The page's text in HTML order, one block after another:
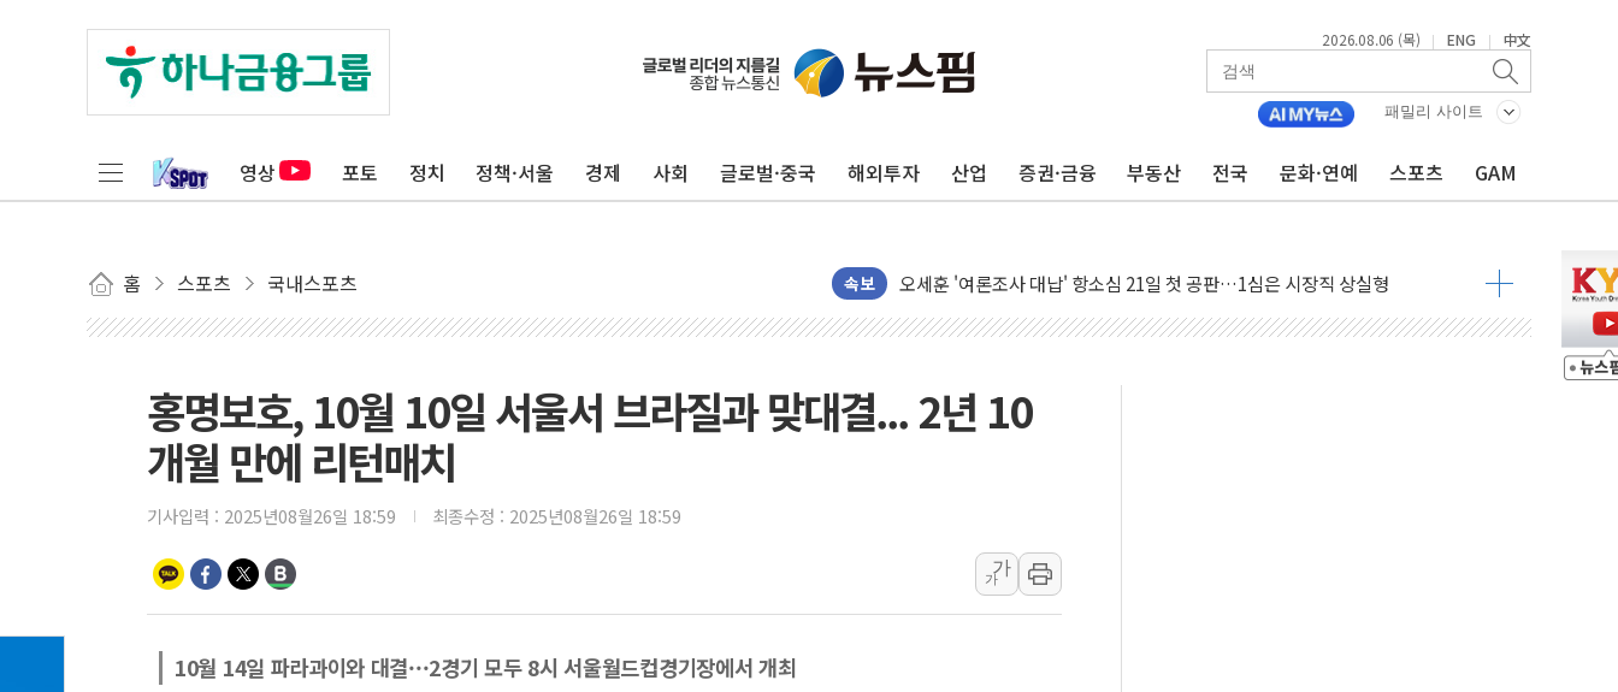
2026.08.06 (목) | ENG | 中文
패밀리 사이트
영상 포토 정치 정책·서울 경제 사회 글로벌·중국 해외투자 산업 증권·금융 부동산 전국 문화·연예 스포츠 GAM
홈 스포츠 국내스포츠 속보
제이씨케미칼, 상반기 영업익 108% 증가
李대통령 "기후재난 뉴노멀…주거·전력 인프라 개선 예산 반영 검토"
보훈부 "노태우 참배 계획 없다"…전직 대통령 예우 대상 제외·국민 정서 고려
온코닉테라퓨틱스 '자큐보', 인도 품목허가…해외 첫 허가
현대百 지주체제 '마지막 퍼즐'…현대홈쇼핑 1.2조 투자자산 떼낸다
'檢 합수본 참여' 여부 논란...법조계 "법적근거 없어, 위법수집증거 가능성"
'엔화 방어 공조'라는 이름의 베선트식 QE..."연준에 부담 가중"
청와대 "조희대 대법원장 탄핵 공감, 사실 아니다…대법관 신속 제청 해야"
법무법인 YK, 교정위원 중앙협의회와 맞손…수용자·가족 법률지원 확대
컴투스, 8일부터 서머너즈 워 챔피언십 개최
홍명보호, 10월 10일 서울서 브라질과 맞대결... 2년 10
개월 만에 리턴매치
기사입력 : 2025년08월26일 18:59 최종수정 : 2025년08월26일 18:59
가
가
10월 14일 파라과이와 대결···2경기 모두 8시 서울월드컵경기장에서 개최